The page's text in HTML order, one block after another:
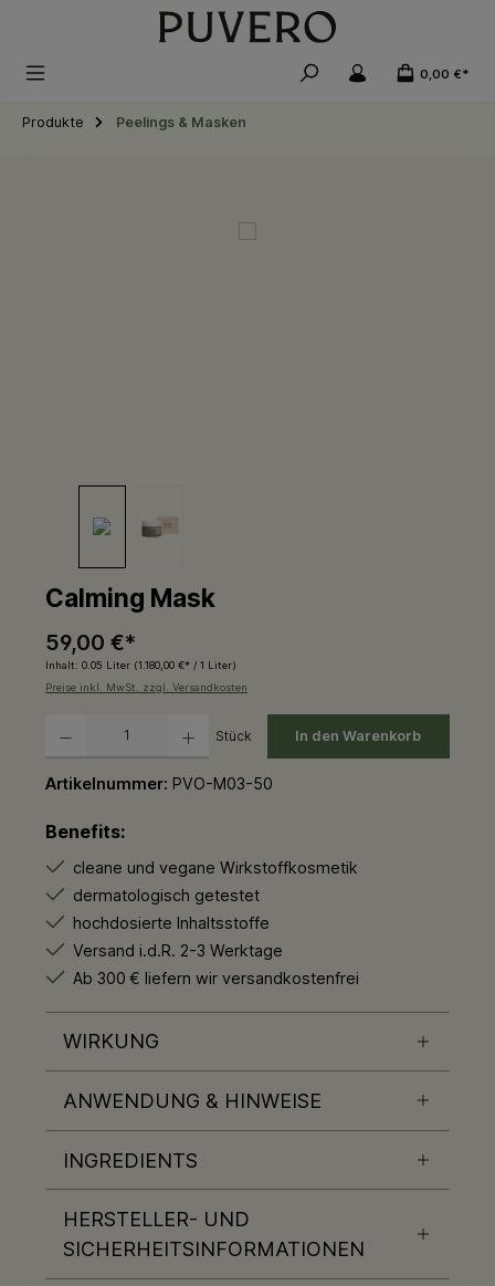
0,00 €*
Produkte Peelings & Masken
Calming Mask
59,00 €*
Inhalt: 0.05 Liter (1.180,00 €* / 1 Liter)
Preise inkl. MwSt. zzgl. Versandkosten
Stück In den Warenkorb
Artikelnummer: PVO-M03-50
Benefits:
cleane und vegane Wirkstoffkosmetik
dermatologisch getestet
hochdosierte Inhaltsstoffe
Versand i.d.R. 2-3 Werktage
Ab 300 € liefern wir versandkostenfrei
WIRKUNG
ANWENDUNG & HINWEISE
INGREDIENTS
HERSTELLER- UND
SICHERHEITSINFORMATIONEN